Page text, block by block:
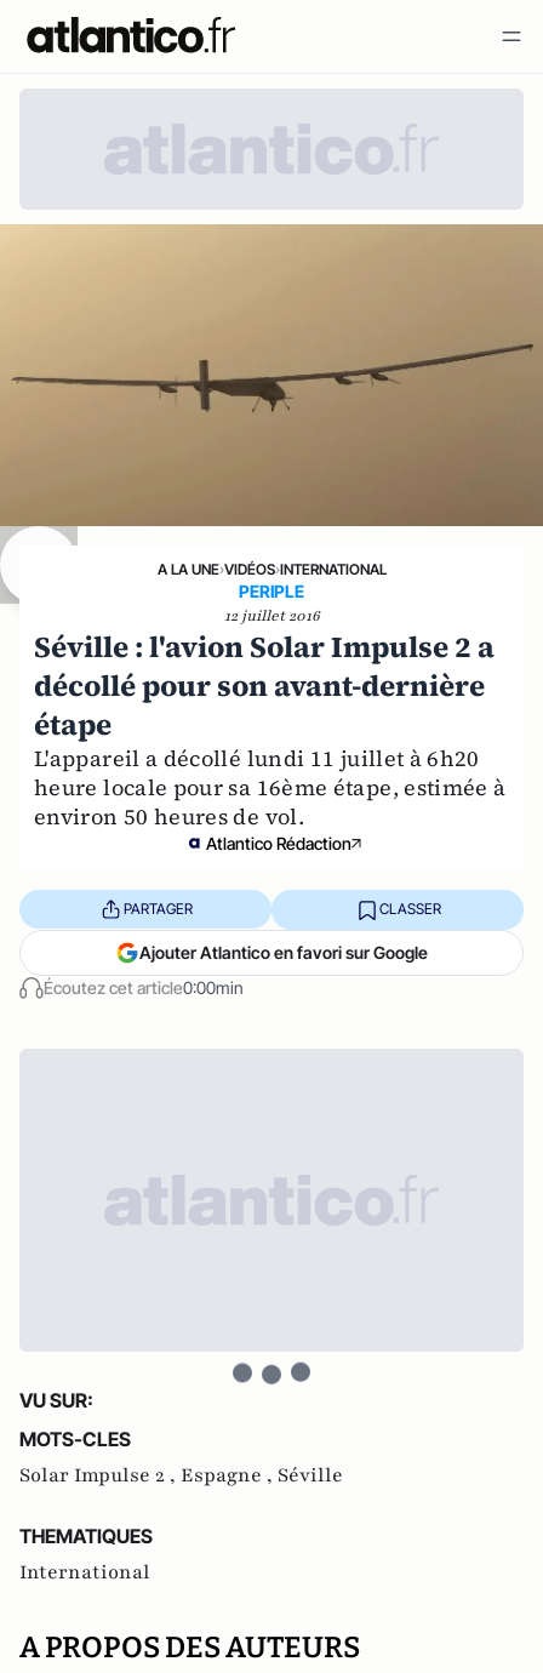
A LA UNE›VIDÉOS›INTERNATIONAL
PERIPLE
12 juillet 2016
Séville : l'avion Solar Impulse 2 a
décollé pour son avant-dernière
étape
L'appareil a décollé lundi 11 juillet à 6h20
heure locale pour sa 16ème étape, estimée à
environ 50 heures de vol.
Atlantico Rédaction
Écoutez cet article0:00min
PARTAGER CLASSER
Ajouter Atlantico en favori sur Google
VU SUR:
MOTS-CLES
Solar Impulse 2 , Espagne , Séville
THEMATIQUES
International
A PROPOS DES AUTEURS